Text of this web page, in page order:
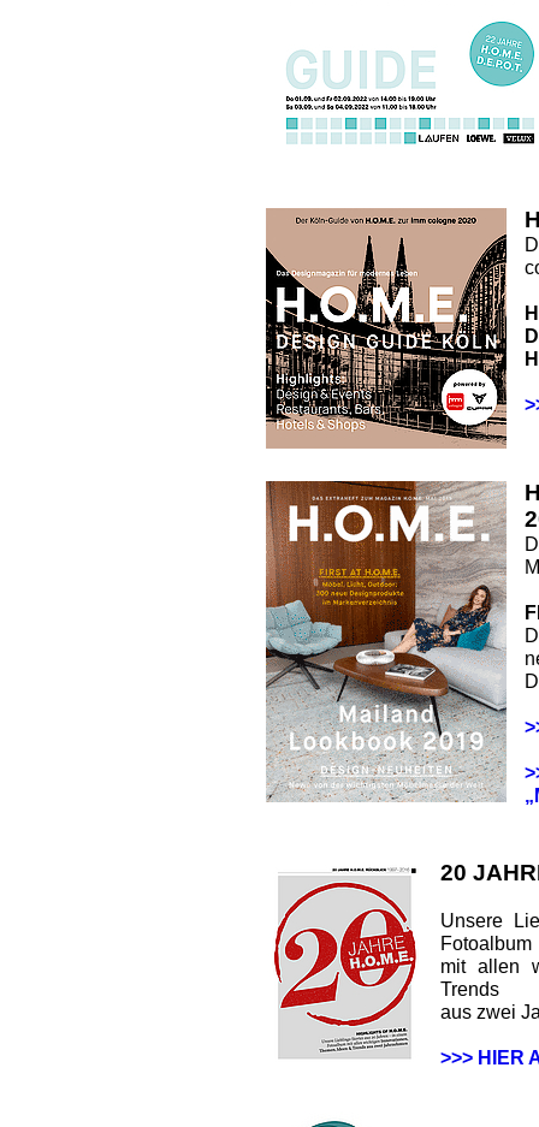
20
Unsere
Fotoalbum
mit allen
Trends
aus zwei
>>> HIER